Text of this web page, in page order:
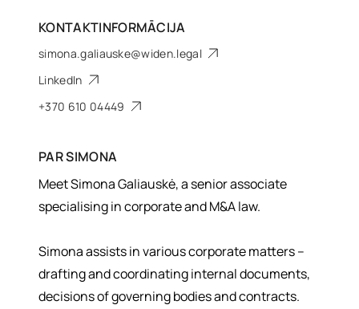
KONTAKTINFORMĀCIJA
simona.galiauske@widen.legal
LinkedIn
+370 610 04449
PARSIMONA
Meet Simona Galiauskė, a senior associate
specialising in corporate and M&A law.
Simona assists in various corporate matters –
drafting and coordinating internal documents,
decisions of governing bodies and contracts.